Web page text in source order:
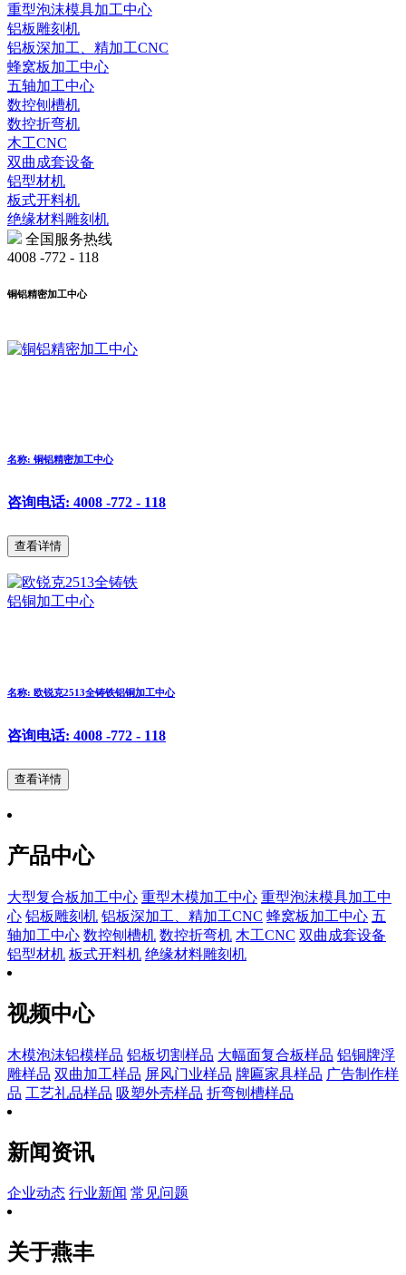
重型泡沫模具加工中心
铝板雕刻机
铝板深加工、精加工CNC
蜂窝板加工中心
五轴加工中心
数控刨槽机
数控折弯机
木工CNC
双曲成套设备
铝型材机
板式开料机
绝缘材料雕刻机
全国服务热线
4008 -772 - 118
铜铝精密加工中心
名称: 铜铝精密加工中心
咨询电话: 4008 -772 - 118
查看详情
名称: 欧锐克2513全铸铁铝铜加工中心
咨询电话: 4008 -772 - 118
查看详情
产品中心
大型复合板加工中心 重型木模加工中心 重型泡沫模具加工中
心 铝板雕刻机 铝板深加工、精加工CNC 蜂窝板加工中心 五
轴加工中心 数控刨槽机 数控折弯机 木工CNC 双曲成套设备
铝型材机 板式开料机 绝缘材料雕刻机
视频中心
木模泡沫铝模样品 铝板切割样品 大幅面复合板样品 铝铜牌浮
雕样品 双曲加工样品 屏风门业样品 牌匾家具样品 广告制作样
品 工艺礼品样品 吸塑外壳样品 折弯刨槽样品
新闻资讯
企业动态 行业新闻 常见问题
关于燕丰